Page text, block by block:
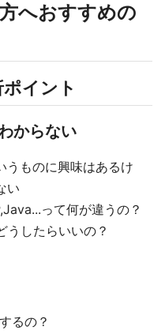
へおすすめの
イント
からない
うものに興味はあるけ
い
って何が違うの？
うしたらいいの？
るの？